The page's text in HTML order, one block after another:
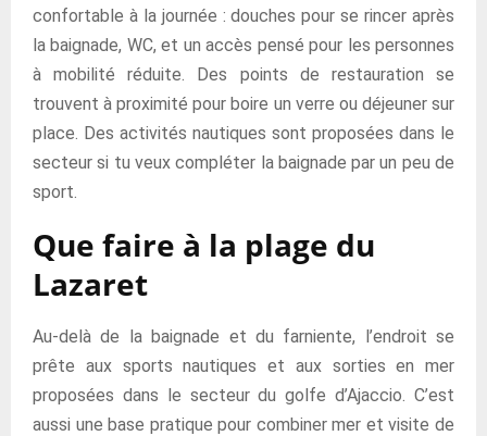
confortable à la journée : douches pour se rincer après
la baignade, WC, et un accès pensé pour les personnes
à mobilité réduite. Des points de restauration se
trouvent à proximité pour boire un verre ou déjeuner sur
place. Des activités nautiques sont proposées dans le
secteur si tu veux compléter la baignade par un peu de
sport.
Que faire à la plage du
Lazaret
Au-delà de la baignade et du farniente, l’endroit se
prête aux sports nautiques et aux sorties en mer
proposées dans le secteur du golfe d’Ajaccio. C’est
aussi une base pratique pour combiner mer et visite de